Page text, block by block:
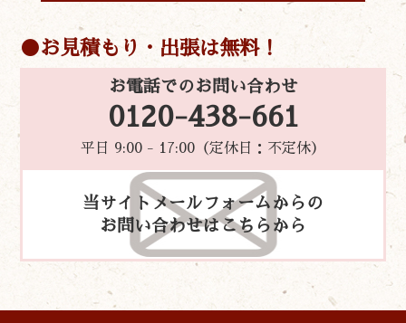
お見積もり・出張は無料！
お電話でのお問い合わせ
0120-438-661
平日 9:00 - 17:00（定休日：不定休）
当サイトメールフォームからの
お問い合わせはこちらから